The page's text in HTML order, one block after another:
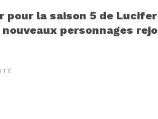
la saison 5 de Lucifer
personnages